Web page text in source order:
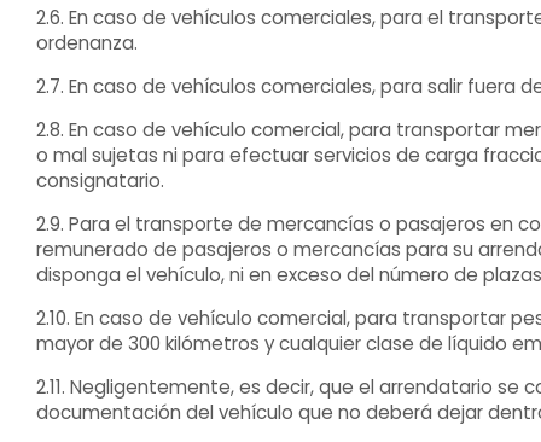
2.6. En caso de vehículos comerciales, para el
ordenanza.
2.7. En caso de vehículos comerciales, para salir
2.8. En caso de vehículo comercial, para transportar
o mal sujetas ni para efectuar servicios de carga
consignatario.
2.9. Para el transporte de mercancías o pasajeros en
remunerado de pasajeros o mercancías para su
disponga el vehículo, ni en exceso del número de
2.10. En caso de vehículo comercial, para transportar
mayor de 300 kilómetros y cualquier clase de líquido
2.11. Negligentemente, es decir, que el arrendatario
documentación del vehículo que no deberá dejar